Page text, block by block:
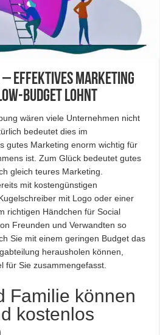
Effektives Marketing
Budget lohnt
wären viele Unternehmen nicht
bedeutet dies im
gutes Marketing enorm wichtig für
ist. Zum Glück bedeutet gutes
gleich teures Marketing.
mit kostengünstigen
mit Logo oder einer
richtigen Händchen für Social
Freunden und Verwandten so
Sie mit einem geringen Budget das
herausholen können,
für Sie zusammengefasst.
Familie können
kostenlos